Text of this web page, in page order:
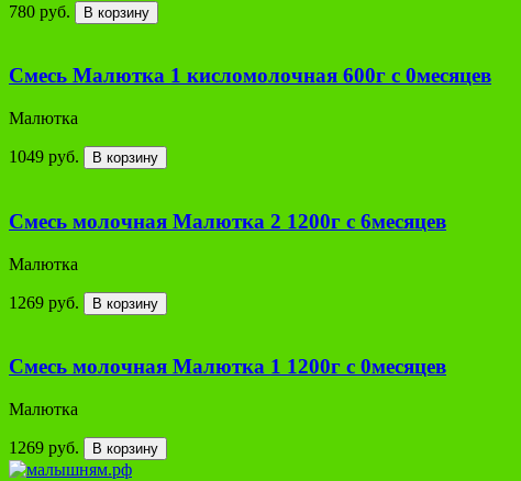
780 руб. В корзину
Смесь Малютка 1 кисломолочная 600г с 0месяцев
Малютка
1049 руб. В корзину
Смесь молочная Малютка 2 1200г с 6месяцев
Малютка
1269 руб. В корзину
Смесь молочная Малютка 1 1200г с 0месяцев
Малютка
1269 руб. В корзину